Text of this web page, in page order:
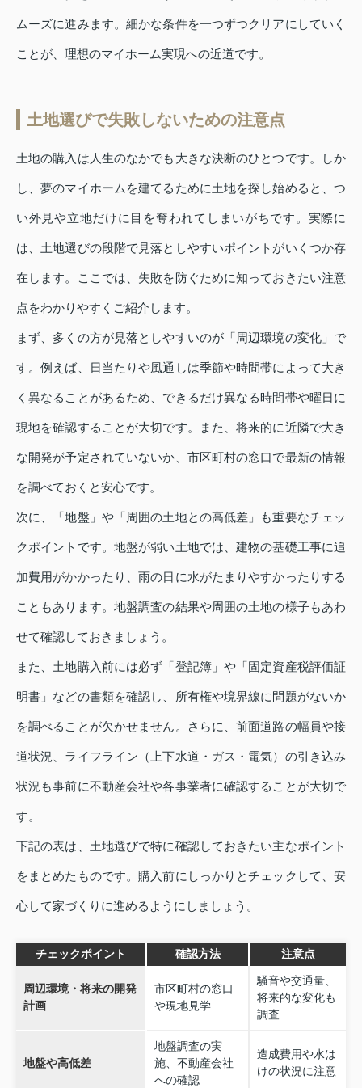
ムーズに進みます。細かな条件を一つずつクリアにしていく
ことが、理想のマイホーム実現への近道です。
土地選びで失敗しないための注意点
土地の購入は人生のなかでも大きな決断のひとつです。しか
し、夢のマイホームを建てるために土地を探し始めると、つ
い外見や立地だけに目を奪われてしまいがちです。実際に
は、土地選びの段階で見落としやすいポイントがいくつか存
在します。ここでは、失敗を防ぐために知っておきたい注意
点をわかりやすくご紹介します。
まず、多くの方が見落としやすいのが「周辺環境の変化」で
す。例えば、日当たりや風通しは季節や時間帯によって大き
く異なることがあるため、できるだけ異なる時間帯や曜日に
現地を確認することが大切です。また、将来的に近隣で大き
な開発が予定されていないか、市区町村の窓口で最新の情報
を調べておくと安心です。
次に、「地盤」や「周囲の土地との高低差」も重要なチェッ
クポイントです。地盤が弱い土地では、建物の基礎工事に追
加費用がかかったり、雨の日に水がたまりやすかったりする
こともあります。地盤調査の結果や周囲の土地の様子もあわ
せて確認しておきましょう。
また、土地購入前には必ず「登記簿」や「固定資産税評価証
明書」などの書類を確認し、所有権や境界線に問題がないか
を調べることが欠かせません。さらに、前面道路の幅員や接
道状況、ライフライン（上下水道・ガス・電気）の引き込み
状況も事前に不動産会社や各事業者に確認することが大切で
す。
下記の表は、土地選びで特に確認しておきたい主なポイント
をまとめたものです。購入前にしっかりとチェックして、安
心して家づくりに進めるようにしましょう。
チェックポイント 確認方法 注意点
周辺環境・将来の開発
計画
市区町村の窓口
や現地見学
騒音や交通量、
将来的な変化も
調査
地盤や高低差
地盤調査の実
施、不動産会社
への確認
造成費用や水は
けの状況に注意